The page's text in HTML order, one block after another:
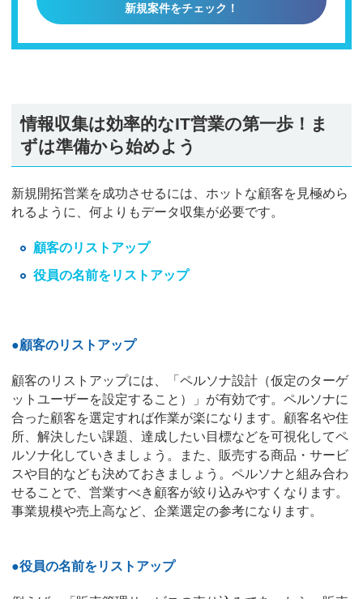
新規案件をチェック！
情報収集は効率的なIT営業の第一歩！ま
ずは準備から始めよう
新規開拓営業を成功させるには、ホットな顧客を見極めら
れるように、何よりもデータ収集が必要です。
顧客のリストアップ
役員の名前をリストアップ
●顧客のリストアップ
顧客のリストアップには、「ペルソナ設計（仮定のターゲ
ットユーザーを設定すること）」が有効です。ペルソナに
合った顧客を選定すれば作業が楽になります。顧客名や住
所、解決したい課題、達成したい目標などを可視化してペ
ルソナ化していきましょう。また、販売する商品・サービ
スや目的なども決めておきましょう。ペルソナと組み合わ
せることで、営業すべき顧客が絞り込みやすくなります。
事業規模や売上高など、企業選定の参考になります。
●役員の名前をリストアップ